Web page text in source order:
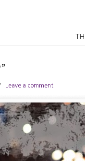
Leave a comment